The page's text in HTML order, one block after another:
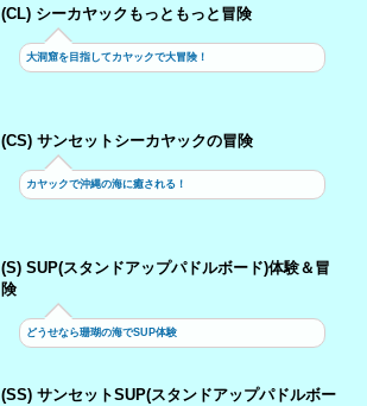
(CL) シーカヤックもっともっと冒険
大洞窟を目指してカヤックで大冒険！
(CS) サンセットシーカヤックの冒険
カヤックで沖縄の海に癒される！
(S) SUP(スタンドアップパドルボード)体験＆冒
険
どうせなら珊瑚の海でSUP体験
(SS) サンセットSUP(スタンドアップパドルボー